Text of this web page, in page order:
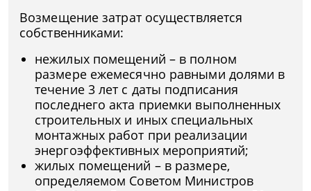
Возмещение затрат осуществляется
собственниками:
нежилых помещений – в полном
размере ежемесячно равными долями в
течение 3 лет с даты подписания
последнего акта приемки выполненных
строительных и иных специальных
монтажных работ при реализации
энергоэффективных мероприятий;
жилых помещений – в размере,
определяемом Советом Министров